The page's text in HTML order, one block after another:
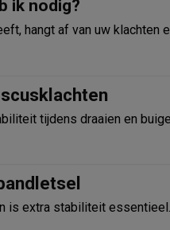
ik nodig?
hangt af van uw
tijdens draaien en
is extra stabiliteit